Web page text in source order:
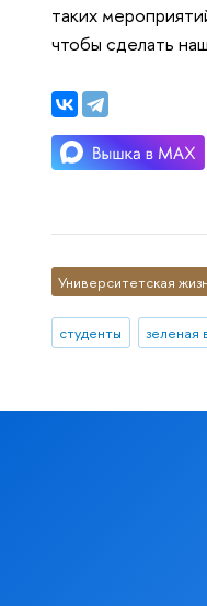
таких
чтобы сделать
Университетская
студенты зеленая